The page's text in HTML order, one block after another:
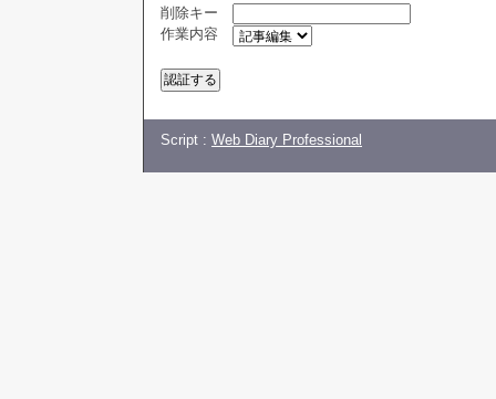
削除キー
作業内容
Script : Web Diary Professional